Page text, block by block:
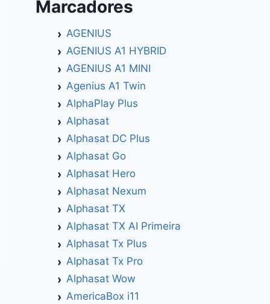
Marcadores
AGENIUS
AGENIUS A1 HYBRID
AGENIUS A1 MINI
Agenius A1 Twin
AlphaPlay Plus
Alphasat
Alphasat DC Plus
Alphasat Go
Alphasat Hero
Alphasat Nexum
Alphasat TX
Alphasat TX AI Primeira
Alphasat Tx Plus
Alphasat Tx Pro
Alphasat Wow
AmericaBox i11